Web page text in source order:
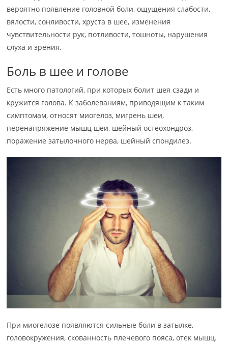
вероятно появление головной боли, ощущения слабости,
вялости, сонливости, хруста в шее, изменения
чувствительности рук, потливости, тошноты, нарушения
слуха и зрения.
Боль в шее и голове
Есть много патологий, при которых болит шея сзади и
кружится голова. К заболеваниям, приводящим к таким
симптомам, относят миогелоз, мигрень шеи,
перенапряжение мышц шеи, шейный остеохондроз,
поражение затылочного нерва, шейный спондилез.
При миогелозе появляются сильные боли в затылке,
головокружения, скованность плечевого пояса, отек мышц.